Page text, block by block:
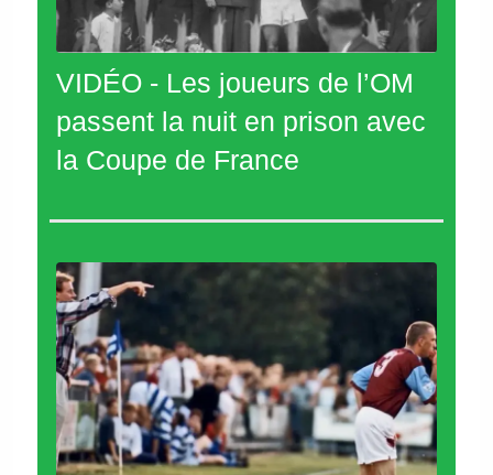
VIDÉO - Les joueurs de l’OM
passent la nuit en prison avec
la Coupe de France